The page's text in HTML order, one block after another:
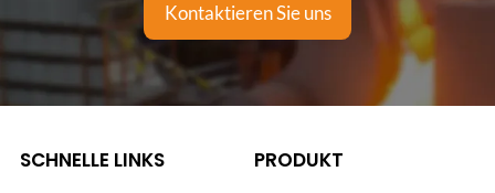
Kontaktieren Sie uns
SCHNELLE LINKS PRODUKT